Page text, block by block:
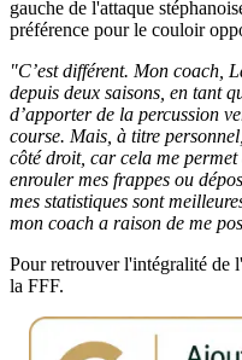
gauche de l'attaque
préférence pour le couloir
"C’est différent. Mon coach,
depuis deux saisons, en tant
d’apporter de la percussion
course. Mais, à titre
côté droit, car cela me
enrouler mes frappes ou
mes statistiques sont
mon coach a raison de me
Pour retrouver l'intégralité de
la FFF.